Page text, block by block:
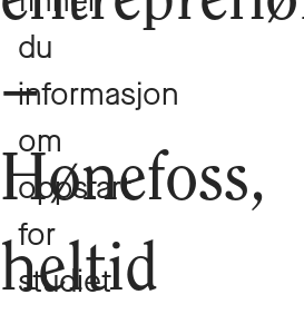
–
Hønefoss,
heltid
du
informasjon
om
oppstart
for
studiet